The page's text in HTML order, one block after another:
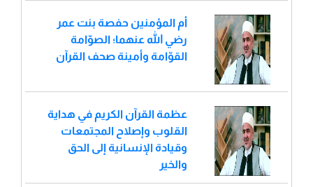
أم المؤمنين حفصة بنت عمر
رضي الله عنهما؛ الصوّامة
القوّامة وأمينة صحف القرآن
عظمة القرآن الكريم في هداية
القلوب وإصلاح المجتمعات
وقيادة الإنسانية إلى الحق
والخير